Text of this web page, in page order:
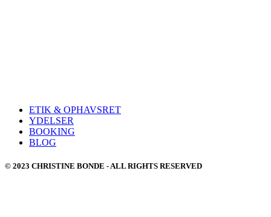
ETIK & OPHAVSRET
YDELSER
BOOKING
BLOG
© 2023 CHRISTINE BONDE - ALL RIGHTS RESERVED